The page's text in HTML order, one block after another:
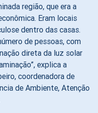
região, que era a
Eram locais
dentro das casas.
de pessoas, com
direta da luz solar
explica a
coordenadora de
de Ambiente, Atenção